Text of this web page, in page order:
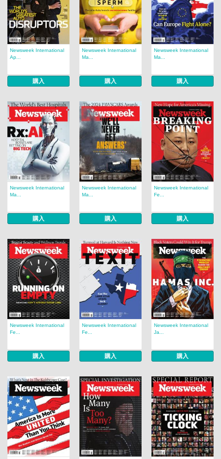
Newsweek International
Ap...
購入
Newsweek International
Ma...
購入
Newsweek International
Ma...
購入
Newsweek International
Ma...
購入
Newsweek International
Ma...
購入
Newsweek International
Fe...
購入
Newsweek International
Fe...
購入
Newsweek International
Fe...
購入
Newsweek International
Ja...
購入